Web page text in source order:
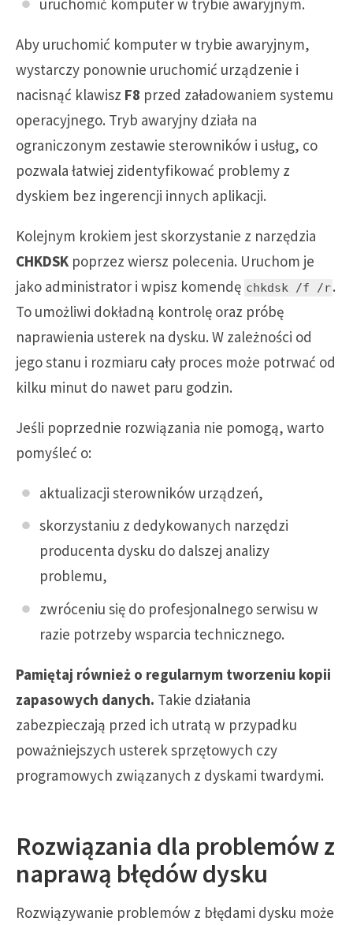
uruchomić komputer w trybie awaryjnym.
Aby uruchomić komputer w trybie awaryjnym,
wystarczy ponownie uruchomić urządzenie i
nacisnąć klawisz F8 przed załadowaniem systemu
operacyjnego. Tryb awaryjny działa na
ograniczonym zestawie sterowników i usług, co
pozwala łatwiej zidentyfikować problemy z
dyskiem bez ingerencji innych aplikacji.
Kolejnym krokiem jest skorzystanie z narzędzia
CHKDSK poprzez wiersz polecenia. Uruchom je
jako administrator i wpisz komendę chkdsk /f /r.
To umożliwi dokładną kontrolę oraz próbę
naprawienia usterek na dysku. W zależności od
jego stanu i rozmiaru cały proces może potrwać od
kilku minut do nawet paru godzin.
Jeśli poprzednie rozwiązania nie pomogą, warto
pomyśleć o:
aktualizacji sterowników urządzeń,
skorzystaniu z dedykowanych narzędzi
producenta dysku do dalszej analizy
problemu,
zwróceniu się do profesjonalnego serwisu w
razie potrzeby wsparcia technicznego.
Pamiętaj również o regularnym tworzeniu kopii
zapasowych danych. Takie działania
zabezpieczają przed ich utratą w przypadku
poważniejszych usterek sprzętowych czy
programowych związanych z dyskami twardymi.
Rozwiązania dla problemów z
naprawą błędów dysku
Rozwiązywanie problemów z błędami dysku może